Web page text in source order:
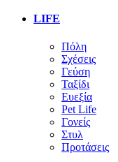
LIFE
Πόλη
Σχέσεις
Γεύση
Ταξίδι
Ευεξία
Pet Life
Γονείς
Στυλ
Προτάσεις